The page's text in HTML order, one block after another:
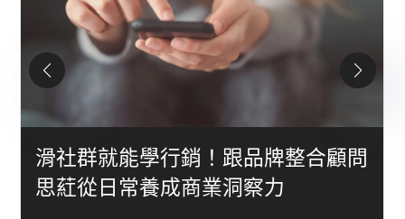
滑社群就能學行銷！跟品牌整合顧問
思葒從日常養成商業洞察力